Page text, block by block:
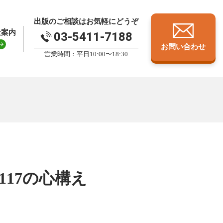
内
出版のご相談はお気軽にどうぞ
03-5411-7188
営業時間：平日10:00〜18:30
お問い合わせ
の心構え